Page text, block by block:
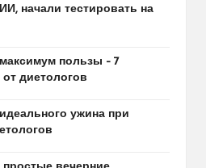
начали тестировать на
пользы – 7
диетологов
ужина при